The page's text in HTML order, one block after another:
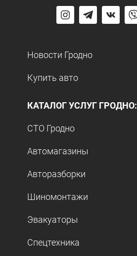
Новости Гродно
Купить авто
КАТАЛОГ УСЛУГ ГРОДНО:
СТО Гродно
Автомагазины
Авторазборки
Шиномонтажи
Эвакуаторы
Спецтехника